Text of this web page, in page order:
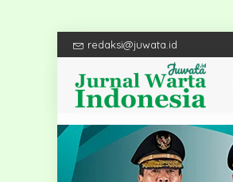
redaksi@juwata.id